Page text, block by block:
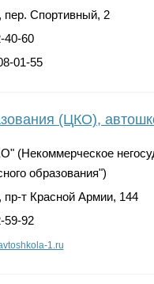
пер. Спортивный, 2
40-60
01-55
(ЦКО),
(Некоммерческое
образования")
пр-т Красной Армии, 144
59-92
1.ru